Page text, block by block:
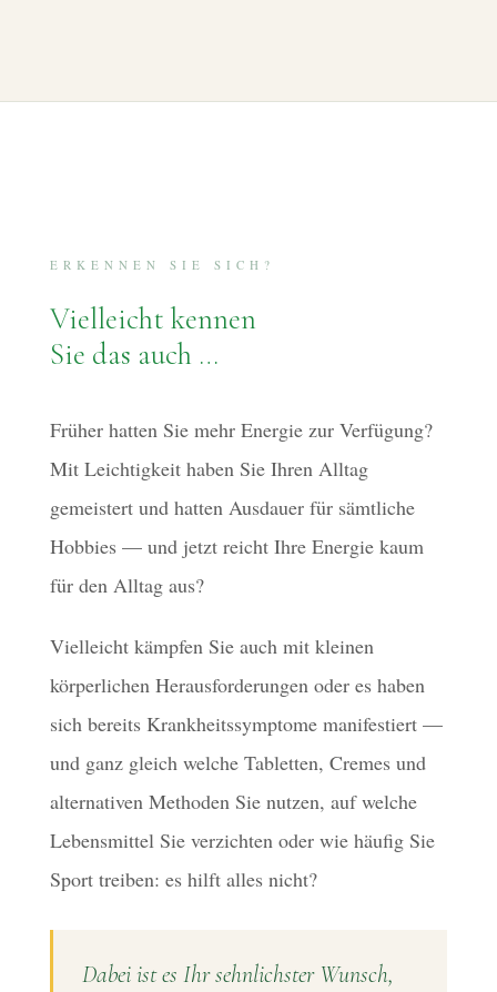
ERKENNEN SIE SICH?
Vielleicht kennen
Sie das auch …
Früher hatten Sie mehr Energie zur Verfügung?
Mit Leichtigkeit haben Sie Ihren Alltag
gemeistert und hatten Ausdauer für sämtliche
Hobbies — und jetzt reicht Ihre Energie kaum
für den Alltag aus?
Vielleicht kämpfen Sie auch mit kleinen
körperlichen Herausforderungen oder es haben
sich bereits Krankheitssymptome manifestiert —
und ganz gleich welche Tabletten, Cremes und
alternativen Methoden Sie nutzen, auf welche
Lebensmittel Sie verzichten oder wie häufig Sie
Sport treiben: es hilft alles nicht?
Dabei ist es Ihr sehnlichster Wunsch,